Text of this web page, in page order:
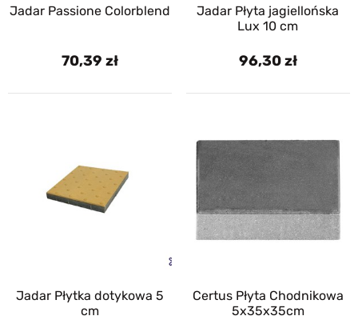
Jadar Passione Colorblend
70,39
Jadar Płyta jagiellońska
Lux 10 cm
96,30
Jadar Płytka dotykowa 5
cm
Certus Płyta Chodnikowa
5x35x35cm